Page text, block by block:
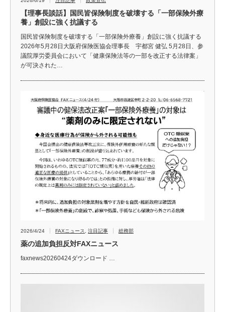
【理事長談話】国民皆保険制度を破壊する「一部保険外療
養」創設に強く抗議する
国民皆保険制度を破壊する「一部保険外療養」創設に強く抗議する
2026年5月28日大阪府保険医協会理事長 宇都宮 健弘 5月28日、参
議院厚労委員会において「健康保険法等の一部を改正する法律案」
が可決された…
2026/4/24 FAXニュース 注目記事 総務部
薬の追加負担反対FAXニュース
faxnews20260424ダウンロード …